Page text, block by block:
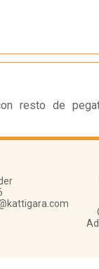
resto de